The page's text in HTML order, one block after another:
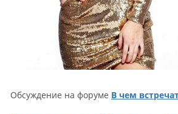
Обсуждение на форуме В чем